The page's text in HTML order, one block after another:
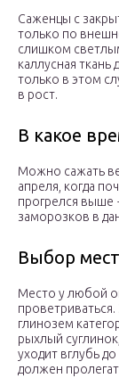
Саженцы с
только по
слишком
каллусная
только в этом
в рост.
В какое
Можно сажать
апреля, когда
прогрелся выше
заморозков в
Выбор
Место у любой
глинозем
рыхлый
уходит вглубь
должен